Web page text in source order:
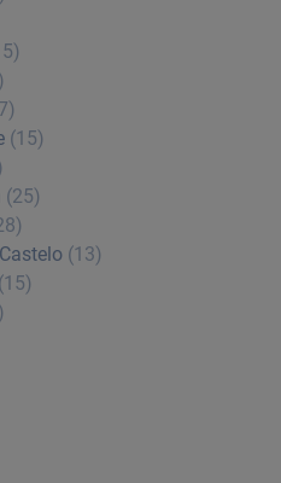
(15)
(25)
(13)
(15)